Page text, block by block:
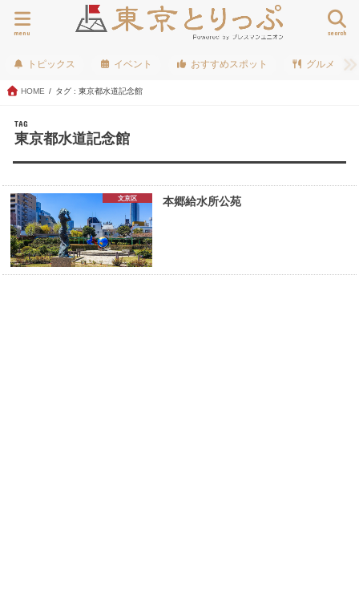
search
menu
トピックス イベント おすすめスポット グルメ
HOME タグ : 東京都水道記念館
TAG
東京都水道記念館
文京区 本郷給水所公苑